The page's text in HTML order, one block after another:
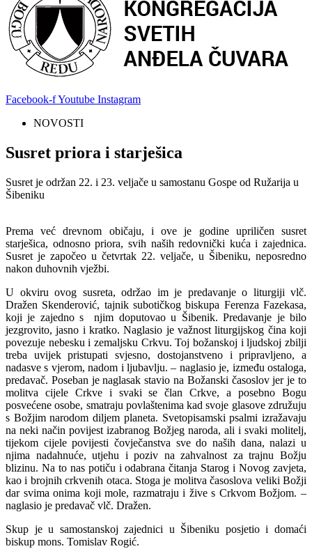
Facebook-fYoutube Instagram
NOVOSTI
Susret priora i starješica
Susret je održan 22. i 23. veljače u samostanu Gospe od Ružarija u
Šibeniku
Prema već drevnom običaju, i ove je godine upriličen susret
starješica, odnosno priora, svih naših redovnički kuća i zajednica.
Susret je započeo u četvrtak 22. veljače, u Šibeniku, neposredno
nakon duhovnih vježbi.
U okviru ovog susreta, održao im je predavanje o liturgiji vlč.
Dražen Skenderović, tajnik subotičkog biskupa Ferenza Fazekasa,
koji je zajedno s njim doputovao u Šibenik. Predavanje je bilo
jezgrovito, jasno i kratko. Naglasio je važnost liturgijskog čina koji
povezuje nebesku i zemaljsku Crkvu. Toj božanskoj i ljudskoj zbilji
treba uvijek pristupati svjesno, dostojanstveno i pripravljeno, a
nadasve s vjerom, nadom i ljubavlju. – naglasio je, između ostaloga,
predavač. Poseban je naglasak stavio na Božanski časoslov jer je to
molitva cijele Crkve i svaki se član Crkve, a posebno Bogu
posvećene osobe, smatraju povlaštenima kad svoje glasove združuju
s Božjim narodom diljem planeta. Svetopisamski psalmi izražavaju
na neki način povijest izabranog Božjeg naroda, ali i svaki molitelj,
tijekom cijele povijesti čovječanstva sve do naših dana, nalazi u
njima nadahnuće, utjehu i poziv na zahvalnost za trajnu Božju
blizinu. Na to nas potiču i odabrana čitanja Starog i Novog zavjeta,
kao i brojnih crkvenih otaca. Stoga je molitva časoslova veliki Božji
dar svima onima koji mole, razmatraju i žive s Crkvom Božjom. –
naglasio je predavač vlč. Dražen.
Skup je u samostanskoj zajednici u Šibeniku posjetio i domaći
biskup mons. Tomislav Rogić.